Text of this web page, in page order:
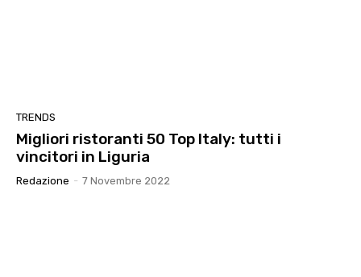
TRENDS
Migliori ristoranti 50 Top Italy: tutti i
vincitori in Liguria
Redazione - 7 Novembre 2022